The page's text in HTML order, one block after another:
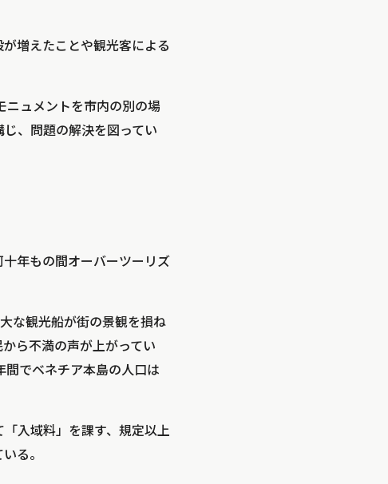
増えたことや観光客による
ュメントを市内の別の場
、問題の解決を図ってい
年もの間オーバーツーリズ
な観光船が街の景観を損ね
ら不満の声が上がってい
でベネチア本島の人口は
入域料」を課す、規定以上
る。